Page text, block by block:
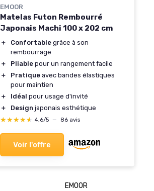
EMOOR
Matelas Futon Rembourré
Japonais Machi 100 x 202 cm
＋ Confortable grâce à son
rembourrage
＋
Pliable pour un rangement facile
＋
Pratique avec bandes élastiques
pour maintien
＋
Idéal pour usage d'invité
＋
Design japonais esthétique
★★★★★
★★★★★ 4,6/5 — 86 avis
Voir l'offre
‎EMOOR